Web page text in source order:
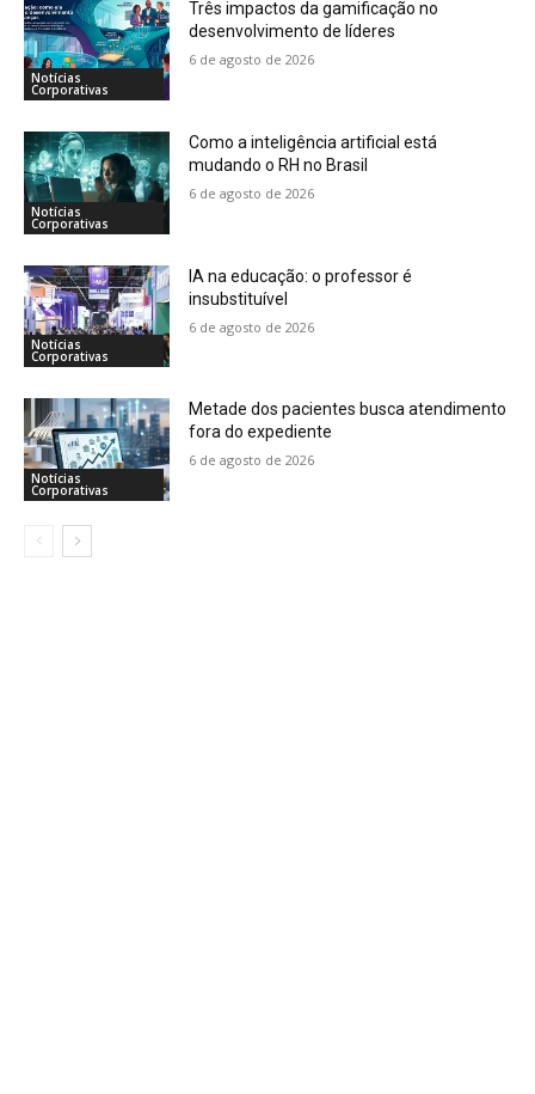
Notícias
Corporativas
Três impactos da gamificação no
desenvolvimento de líderes
6 de agosto de 2026
Notícias
Corporativas
Como a inteligência artificial está
mudando o RH no Brasil
6 de agosto de 2026
Notícias
Corporativas
IA na educação: o professor é
insubstituível
6 de agosto de 2026
Notícias
Corporativas
Metade dos pacientes busca atendimento
fora do expediente
6 de agosto de 2026